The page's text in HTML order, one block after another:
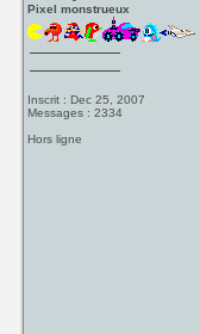
Pixel monstrueux
Inscrit : Dec 25, 2007
Messages : 2334
Hors ligne